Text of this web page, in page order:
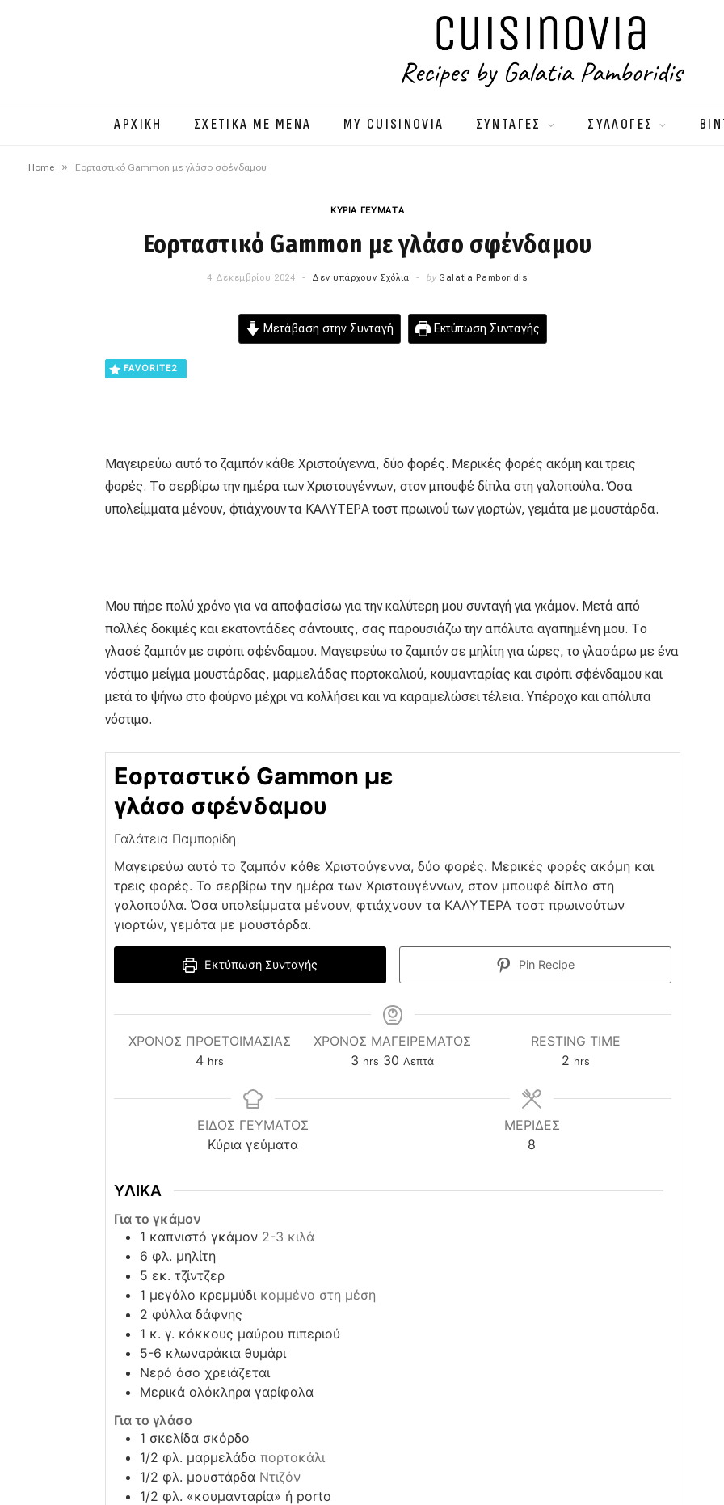
ΑΡΧΙΚΗ ΣΧΕΤΙΚΑ ΜΕ ΜΕΝΑ MY CUISINOVIA ΣΥΝΤΑΓΕΣ ΣΥΛΛΟΓΕΣ
Home » Εορταστικό Gammon με γλάσο σφένδαμου
ΚΥΡΙΑ ΓΕΥΜΑΤΑ
Εορταστικό Gammon με γλάσο σφένδαμου
4 Δεκεμβρίου 2024 Δεν υπάρχουν Σχόλια by Galatia Pamboridis
Μετάβαση στην Συνταγή Εκτύπωση Συνταγής
FAVORITE2
Μαγειρεύω αυτό το ζαμπόν κάθε Χριστούγεννα, δύο φορές. Μερικές φορές ακόμη και τρεις
φορές. Το σερβίρω την ημέρα των Χριστουγέννων, στον μπουφέ δίπλα στη γαλοπούλα. Όσα
υπολείμματα μένουν, φτιάχνουν τα ΚΑΛΥΤΕΡΑ τοστ πρωινού των γιορτών, γεμάτα με μουστάρδα.
Μου πήρε πολύ χρόνο για να αποφασίσω για την καλύτερη μου συνταγή για γκάμον. Μετά από
πολλές δοκιμές και εκατοντάδες σάντουιτς, σας παρουσιάζω την απόλυτα αγαπημένη μου. Το
γλασέ ζαμπόν με σιρόπι σφένδαμου. Μαγειρεύω το ζαμπόν σε μηλίτη για ώρες, το γλασάρω με ένα
νόστιμο μείγμα μουστάρδας, μαρμελάδας πορτοκαλιού, κουμανταρίας και σιρόπι σφένδαμου και
μετά το ψήνω στο φούρνο μέχρι να κολλήσει και να καραμελώσει τέλεια. Υπέροχο και απόλυτα
νόστιμο.
Εορταστικό Gammon με
γλάσο σφένδαμου
Γαλάτεια Παμπορίδη
Μαγειρεύω αυτό το ζαμπόν κάθε Χριστούγεννα, δύο φορές. Μερικές φορές ακόμη και
τρεις φορές. Το σερβίρω την ημέρα των Χριστουγέννων, στον μπουφέ δίπλα στη
γαλοπούλα. Όσα υπολείμματα μένουν, φτιάχνουν τα ΚΑΛΥΤΕΡΑ τοστ πρωινούτων
γιορτών, γεμάτα με μουστάρδα.
Εκτύπωση Συνταγής Pin Recipe
ΧΡΌΝΟΣ ΠΡΟΕΤΟΙΜΑΣΊΑΣ
4hours
hrs
ΧΡΟΝΟΣ ΜΑΓΕΙΡΕΜΑΤΟΣ
3 hours
hrs 30 minutes
Λεπτά
RESTING TIME
2hours
hrs
ΕΙΔΟΣ ΓΕΥΜΑΤΟΣ
Κύρια γεύματα
ΜΕΡΙΔΕΣ
8
ΥΛΙΚΑ
Για το γκάμον
1 καπνιστό γκάμον 2-3 κιλά
6 φλ. μηλίτη
5 εκ. τζίντζερ
1 μεγάλο κρεμμύδι κομμένο στη μέση
2 φύλλα δάφνης
1 κ. γ. κόκκους μαύρου πιπεριού
5-6 κλωναράκια θυμάρι
Νερό όσο χρειάζεται
Μερικά ολόκληρα γαρίφαλα
Για το γλάσο
1 σκελίδα σκόρδο
1/2 φλ. μαρμελάδα πορτοκάλι
1/2 φλ. μουστάρδα Ντιζόν
1/2 φλ. «κουμανταρία» ή porto